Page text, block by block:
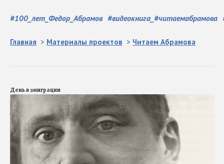
#100_лет_Федор_Абрамов #видеокнига_#читаемабрамова
Главная > Материалы проектов > Читаем Абрамова
День в эмиграции